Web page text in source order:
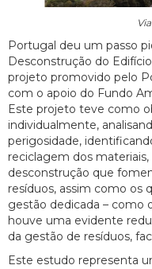
Portugal deu um passo
Desconstrução do
projeto promovido pelo
com o apoio do Fundo
Este projeto teve como
individualmente,
perigosidade,
reciclagem dos
desconstrução que
resíduos, assim como os
gestão dedicada – como
houve uma evidente
da gestão de resíduos,
Este estudo representa